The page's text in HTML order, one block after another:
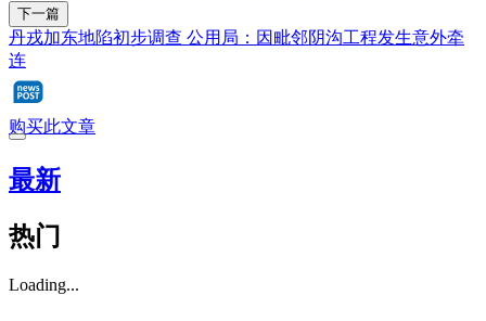
下一篇
丹戎加东地陷初步调查 公用局：因毗邻阴沟工程发生意外牵
连
购买此文章
最新
热门
Loading...